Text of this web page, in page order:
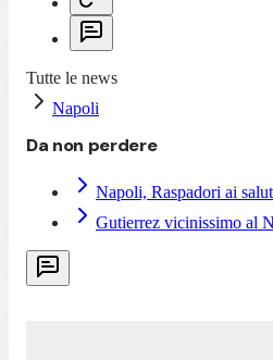
Tutte le news
Napoli
Da non perdere
Napoli, Raspadori ai
Gutierrez vicinissimo al